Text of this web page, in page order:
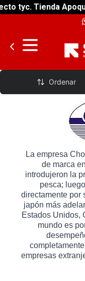
tyc. Tienda
Chous`s
Ordenar
La empresa
de marca
introdujeron la
pesca;
directamente por
japón más
Estados Unidos,
mundo es
empresas